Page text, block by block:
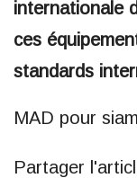
internationale
ces
standards
MAD pour
Partager